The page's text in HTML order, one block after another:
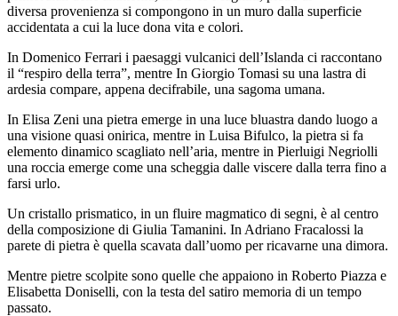
diversa provenienza si compongono in un muro dalla superficie
accidentata a cui la luce dona vita e colori.
In Domenico Ferrari i paesaggi vulcanici dell’Islanda ci raccontano
il “respiro della terra”, mentre In Giorgio Tomasi su una lastra di
ardesia compare, appena decifrabile, una sagoma umana.
In Elisa Zeni una pietra emerge in una luce bluastra dando luogo a
una visione quasi onirica, mentre in Luisa Bifulco, la pietra si fa
elemento dinamico scagliato nell’aria, mentre in Pierluigi Negriolli
una roccia emerge come una scheggia dalle viscere dalla terra fino a
farsi urlo.
Un cristallo prismatico, in un fluire magmatico di segni, è al centro
della composizione di Giulia Tamanini. In Adriano Fracalossi la
parete di pietra è quella scavata dall’uomo per ricavarne una dimora.
Mentre pietre scolpite sono quelle che appaiono in Roberto Piazza e
Elisabetta Doniselli, con la testa del satiro memoria di un tempo
passato.